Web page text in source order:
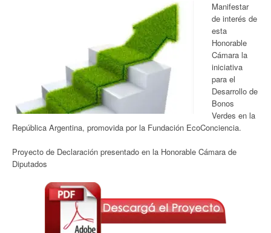
Manifestar
de interés de
esta
Honorable
Cámara la
iniciativa
para el
Desarrollo de
Bonos
Verdes en la
República Argentina, promovida por la Fundación EcoConciencia.
Proyecto de Declaración presentado en la Honorable Cámara de
Diputados